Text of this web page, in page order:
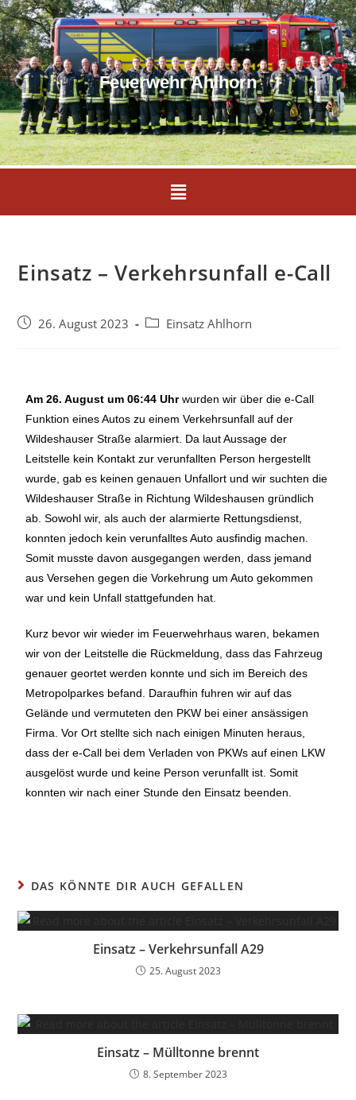
Feuerwehr Ahlhorn
Einsatz – Verkehrsunfall e-Call
26. August 2023 Einsatz Ahlhorn
Am 26. August um 06:44 Uhrwurden wir über die e-Call
Funktion eines Autos zu einem Verkehrsunfall auf der
Wildeshauser Straße alarmiert. Da laut Aussage der
Leitstelle kein Kontakt zur verunfallten Person hergestellt
wurde, gab es keinen genauen Unfallort und wir suchten die
Wildeshauser Straße in Richtung Wildeshausen gründlich
ab. Sowohl wir, als auch der alarmierte Rettungsdienst,
konnten jedoch kein verunfalltes Auto ausfindig machen.
Somit musste davon ausgegangen werden, dass jemand
aus Versehen gegen die Vorkehrung um Auto gekommen
war und kein Unfall stattgefunden hat.
Kurz bevor wir wieder im Feuerwehrhaus waren, bekamen
wir von der Leitstelle die Rückmeldung, dass das Fahrzeug
genauer geortet werden konnte und sich im Bereich des
Metropolparkes befand. Daraufhin fuhren wir auf das
Gelände und vermuteten den PKW bei einer ansässigen
Firma. Vor Ort stellte sich nach einigen Minuten heraus,
dass der e-Call bei dem Verladen von PKWs auf einen LKW
ausgelöst wurde und keine Person verunfallt ist. Somit
konnten wir nach einer Stunde den Einsatz beenden.
DAS KÖNNTE DIR AUCH GEFALLEN
Einsatz – Verkehrsunfall A29
25. August 2023
Einsatz – Mülltonne brennt
8. September 2023